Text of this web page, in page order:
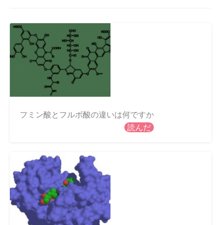
フミン酸とフルボ酸の違いは何ですか
読んだ